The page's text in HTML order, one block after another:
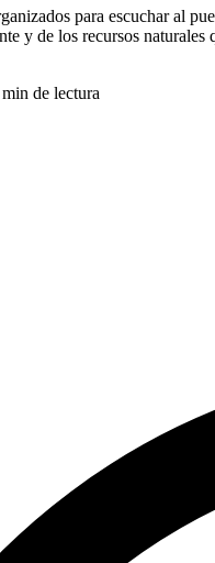
para escuchar al
y de los recursos naturales
min de lectura